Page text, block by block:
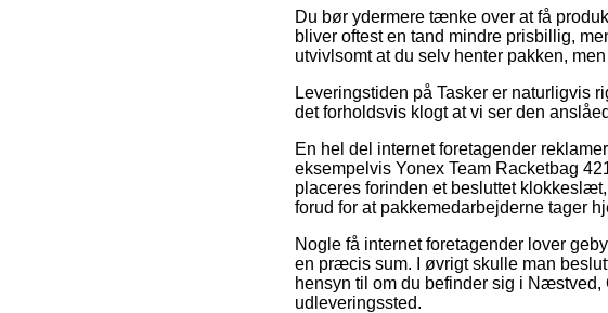
Du bør ydermere tænke over at få
bliver oftest en tand mindre prisbillig,
utvivlsomt at du selv henter pakken,
Leveringstiden på Tasker er naturligvis
det forholdsvis klogt at vi ser den
En hel del internet foretagender
eksempelvis Yonex Team Racketbag
placeres forinden et besluttet
forud for at pakkemedarbejderne tager
Nogle få internet foretagender lover
en præcis sum. I øvrigt skulle man
hensyn til om du befinder sig i
udleveringssted.